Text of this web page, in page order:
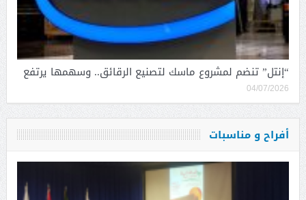
“إنتل” تنضم لمشروع ماسك لتصنيع الرقائق.. وسهمها يرتفع
04/07/2026
أفراح و مناسبات